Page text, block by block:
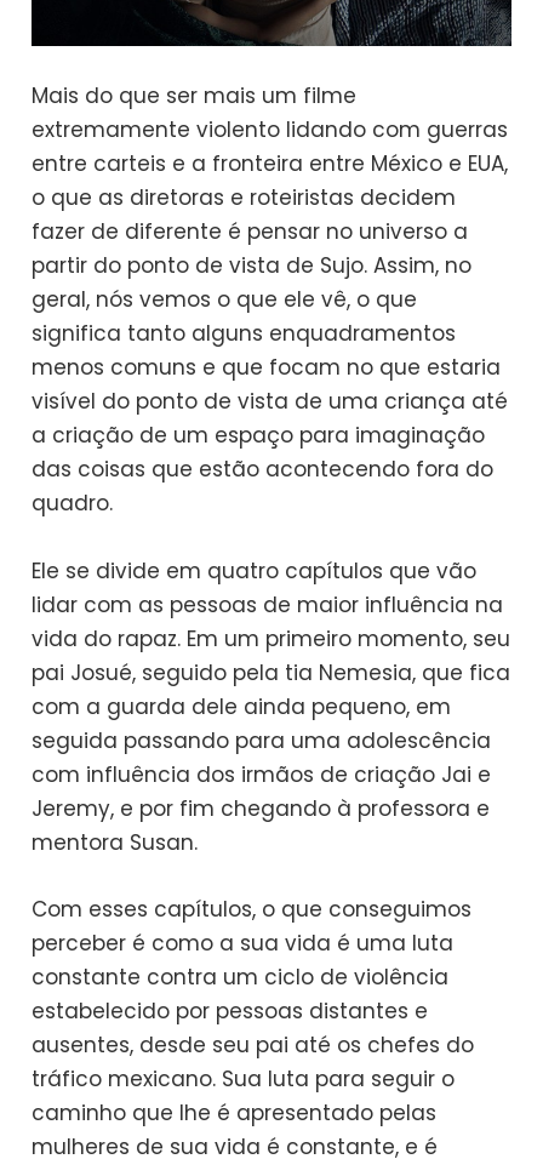
Mais do que ser mais um filme
extremamente violento lidando com guerras
entre carteis e a fronteira entre México e EUA,
o que as diretoras e roteiristas decidem
fazer de diferente é pensar no universo a
partir do ponto de vista de Sujo. Assim, no
geral, nós vemos o que ele vê, o que
significa tanto alguns enquadramentos
menos comuns e que focam no que estaria
visível do ponto de vista de uma criança até
a criação de um espaço para imaginação
das coisas que estão acontecendo fora do
quadro.
Ele se divide em quatro capítulos que vão
lidar com as pessoas de maior influência na
vida do rapaz. Em um primeiro momento, seu
pai Josué, seguido pela tia Nemesia, que fica
com a guarda dele ainda pequeno, em
seguida passando para uma adolescência
com influência dos irmãos de criação Jai e
Jeremy, e por fim chegando à professora e
mentora Susan.
Com esses capítulos, o que conseguimos
perceber é como a sua vida é uma luta
constante contra um ciclo de violência
estabelecido por pessoas distantes e
ausentes, desde seu pai até os chefes do
tráfico mexicano. Sua luta para seguir o
caminho que lhe é apresentado pelas
mulheres de sua vida é constante, e é